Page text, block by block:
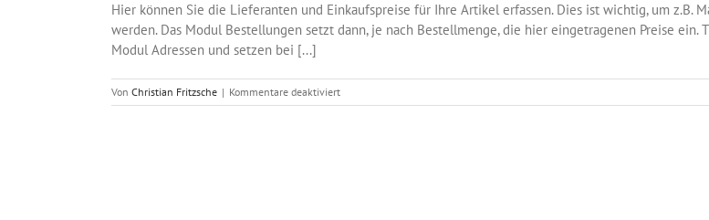
Hier können Sie die Lieferanten und Einkaufspreise für Ihre Artikel erfassen. Dies ist wichtig, um z.B.
werden. Das Modul Bestellungen setzt dann, je nach Bestellmenge, die hier eingetragenen Preise
Modul Adressen und setzen bei [...]
Von Christian Fritzsche | Kommentare deaktiviertfür
Artikelkarte